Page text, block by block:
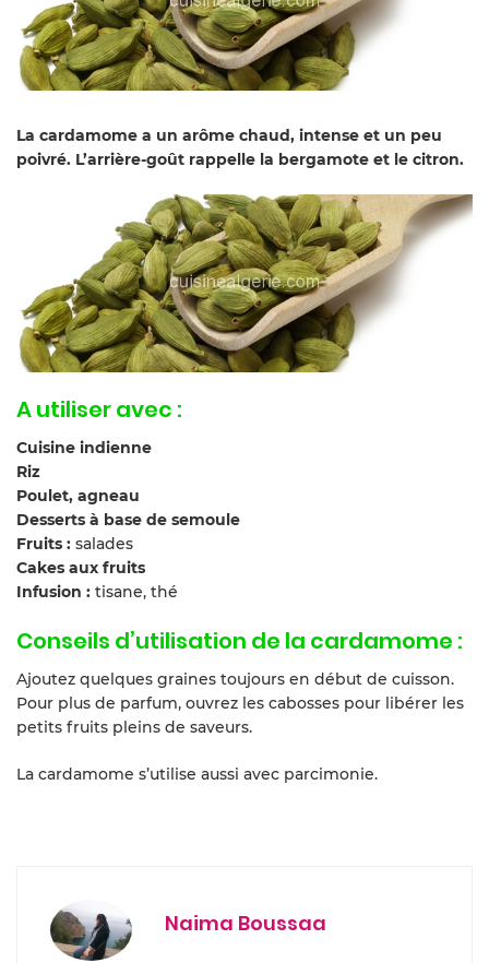
La cardamome a un arôme chaud, intense et un peu
poivré. L’arrière-goût rappelle la bergamote et le citron.
A utiliser avec :
Cuisine indienne
Riz
Poulet, agneau
Desserts à base de semoule
Fruits : salades
Cakes aux fruits
Infusion : tisane, thé
Conseils d’utilisation de la cardamome :
Ajoutez quelques graines toujours en début de cuisson.
Pour plus de parfum, ouvrez les cabosses pour libérer les
petits fruits pleins de saveurs.
La cardamome s’utilise aussi avec parcimonie.
Naima Boussaa